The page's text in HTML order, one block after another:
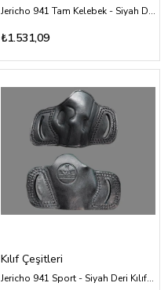
Jericho 941 Tam Kelebek - Siyah Deri Kılıf Çeşitleri
₺1.531,09
Kılıf Çeşitleri
Jericho 941 Sport - Siyah Deri Kılıf Çeşitleri